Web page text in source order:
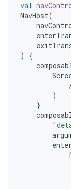
val
NavHost(
)
{
)
}